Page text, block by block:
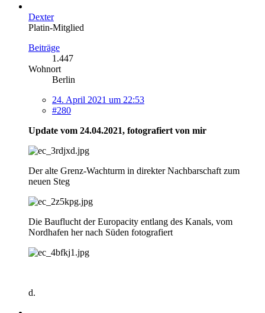
Dexter
Platin-Mitglied
Beiträge
1.447
Wohnort
Berlin
24. April 2021 um 22:53
#280
Update vom 24.04.2021, fotografiert von mir
Der alte Grenz-Wachturm in direkter Nachbarschaft zum
neuen Steg
Die Bauflucht der Europacity entlang des Kanals, vom
Nordhafen her nach Süden fotografiert
d.